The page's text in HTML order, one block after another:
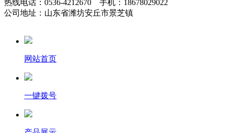
热线电话：0536-4212670 手机：18678029022
公司地址：山东省潍坊安丘市景芝镇
网站首页
一键拨号